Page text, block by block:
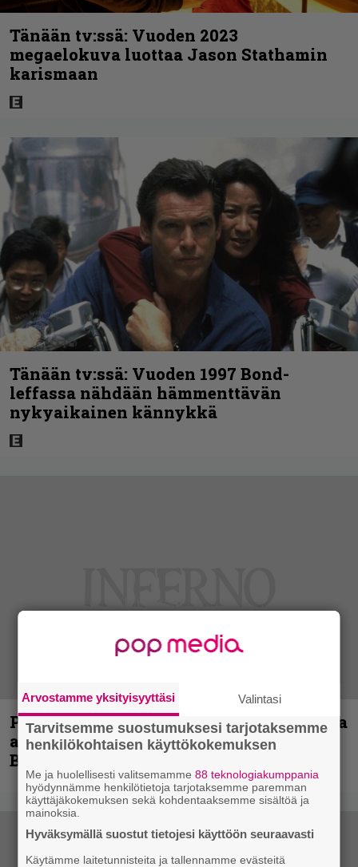
Tänään tv:ssä: Vuoden 2023
megaelokuva luottaa Jason Stathamin
karismaan
Tänään tv:ssä: Vuoden 1997 Bond-
leffassa nähdään hämmenttävän
nykyaikainen kännykkä
Paul Di’Anno on Iron Maidenin laulajista
ainoa todellinen legenda, sanoo Blaze
Bayley
Arvostamme yksityisyyttäsi Valintasi
Tarvitsemme suostumuksesi tarjotaksemme
henkilökohtaisen käyttökokemuksen
Me ja huolellisesti valitsemamme88 teknologiakumppania
hyödynnämme henkilötietoja tarjotaksemme paremman
käyttäjäkokemuksen sekä kohdentaaksemme sisältöä ja
mainoksia.
Hyväksymällä suostut tietojesi käyttöön seuraavasti
Käytämme laitetunnisteita ja tallennamme evästeitä